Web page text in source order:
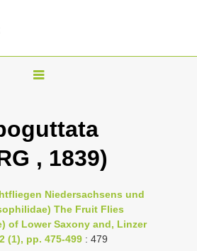
T
g
e
n
a
, 1839)
Niedersachsens und
The Fruit Flies
of Lower Saxony and, Linzer
(1), pp. 475-499 : 479